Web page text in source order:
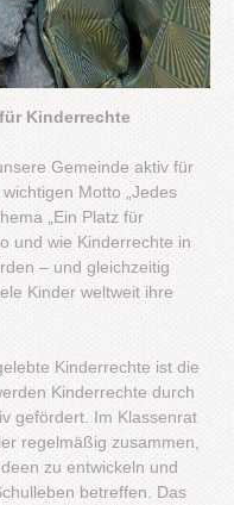
Kinderrechte
Gemeinde aktiv für
Motto „Jedes
„Ein Platz für
und wie Kinderrechte in
– und gleichzeitig
Kinder weltweit ihre
Kinderrechte ist die
Kinderrechte durch
gefördert. Im Klassenrat
regelmäßig zusammen,
zu entwickeln und
betreffen. Das